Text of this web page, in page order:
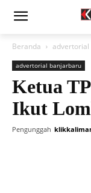
Beranda
advertorial banjarbaru
Ketua
Ikut
Pengunggah